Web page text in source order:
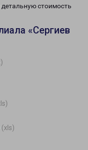
детальную стоимость
«Сергиев
(xls)